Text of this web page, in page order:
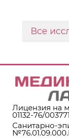
Все
Лицензия на
01132-76/
Санитарно-